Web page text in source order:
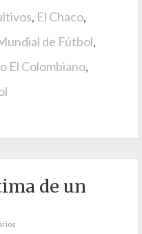
, El Chaco,
de Fútbol,
El Colombiano,
de un